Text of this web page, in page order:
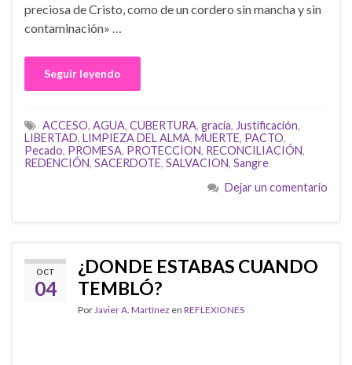
preciosa de Cristo, como de un cordero sin mancha y sin
contaminación» …
Seguir leyendo
ACCESO, AGUA, CUBERTURA, gracia, Justificación,
LIBERTAD, LIMPIEZA DEL ALMA, MUERTE, PACTO,
Pecado, PROMESA, PROTECCION, RECONCILIACIÓN,
REDENCIÓN, SACERDOTE, SALVACION, Sangre
Dejar un comentario
OCT
04
¿DONDE ESTABAS CUANDO
TEMBLÓ?
PorJavier A. Martínez en REFLEXIONES